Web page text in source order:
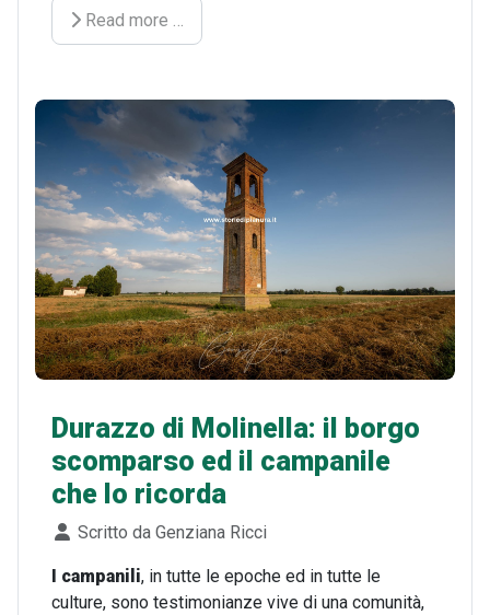
Read more …
Durazzo di Molinella: il borgo
scomparso ed il campanile
che lo ricorda
Dettagli
Scritto da Genziana Ricci
I campanili, in tutte le epoche ed in tutte le
culture, sono testimonianze vive di una comunità,